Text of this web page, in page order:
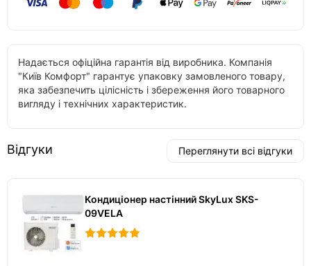
Надається офіційна гарантія від виробника. Компанія
"Київ Комфорт" гарантує упаковку замовленого товару,
яка забезпечить цілісність і збереження його товарного
вигляду і технічних характеристик.
Відгуки Переглянути всі відгуки
Кондиціонер настінний SkyLux SKS-
09VELA